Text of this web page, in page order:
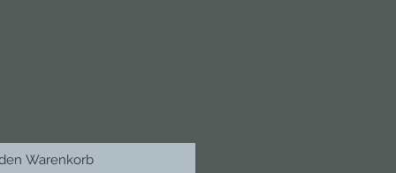
Warenkorb